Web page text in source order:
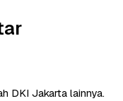
DKI Jakarta lainnya.